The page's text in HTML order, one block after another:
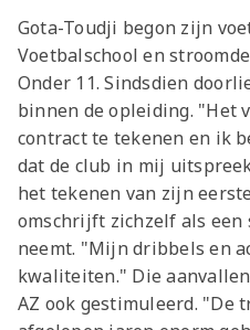
Gota-Toudji begon zijn
Voetbalschool en
Onder 11. Sindsdien
binnen de opleiding. "Het
contract te tekenen en ik
dat de club in mij
het tekenen van zijn
omschrijft zichzelf als
neemt. "Mijn dribbels en
kwaliteiten." Die
AZ ook gestimuleerd. "De